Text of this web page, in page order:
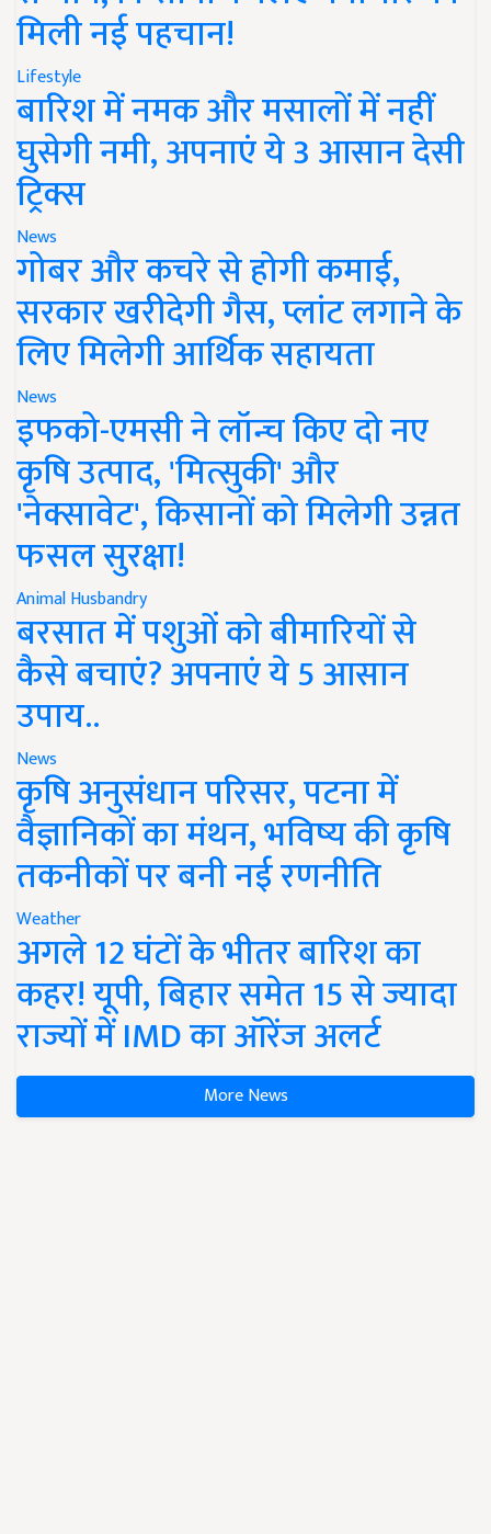
मिली नई पहचान!
Lifestyle
बारिश में नमक और मसालों में नहीं
घुसेगी नमी, अपनाएं ये 3 आसान देसी
ट्रिक्स
News
गोबर और कचरे से होगी कमाई,
सरकार खरीदेगी गैस, प्लांट लगाने के
लिए मिलेगी आर्थिक सहायता
News
इफको-एमसी ने लॉन्च किए दो नए
कृषि उत्पाद, 'मित्सुकी' और
'नेक्सावेट', किसानों को मिलेगी उन्नत
फसल सुरक्षा!
Animal Husbandry
बरसात में पशुओं को बीमारियों से
कैसे बचाएं? अपनाएं ये 5 आसान
उपाय..
News
कृषि अनुसंधान परिसर, पटना में
वैज्ञानिकों का मंथन, भविष्य की कृषि
तकनीकों पर बनी नई रणनीति
Weather
अगले 12 घंटों के भीतर बारिश का
कहर! यूपी, बिहार समेत 15 से ज्यादा
राज्यों में IMD का ऑरेंज अलर्ट
More News